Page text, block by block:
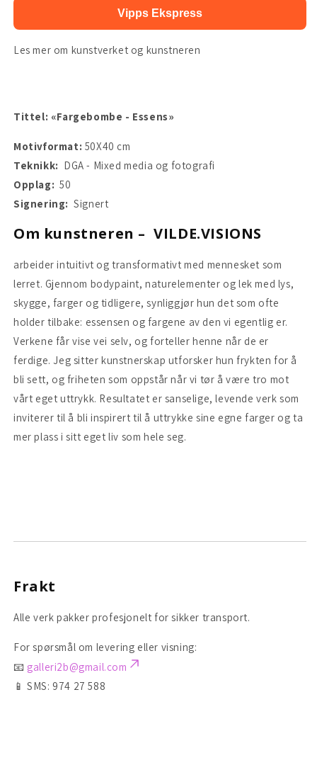
Vipps Ekspress
Les mer om kunstverket og kunstneren
Tittel: «Fargebombe - Essens»
Motivformat: 50X40 cm
Teknikk: DGA - Mixed media og fotografi
Opplag: 50
Signering: Signert
Om kunstneren –VILDE.VISIONS
arbeider intuitivt og transformativt med mennesket som
lerret. Gjennom bodypaint, naturelementer og lek med lys,
skygge, farger og tidligere, synliggjør hun det som ofte
holder tilbake: essensen og fargene av den vi egentlig er.
Verkene får vise vei selv, og forteller henne når de er
ferdige. Jeg sitter kunstnerskap utforsker hun frykten for å
bli sett, og friheten som oppstår når vi tør å være tro mot
vårt eget uttrykk. Resultatet er sanselige, levende verk som
inviterer til å bli inspirert til å uttrykke sine egne farger og ta
mer plass i sitt eget liv som hele seg.
Frakt
Alle verk pakker profesjonelt for sikker transport.
For spørsmål om levering eller visning:
📧 galleri2b@gmail.com
📱 SMS: 974 27 588